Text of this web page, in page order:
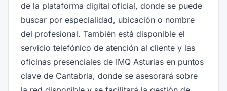
de la plataforma digital oficial, donde se puede
buscar por especialidad, ubicación o nombre
del profesional. También está disponible el
servicio telefónico de atención al cliente y las
oficinas presenciales de IMQ Asturias en puntos
clave de Cantabria, donde se asesorará sobre